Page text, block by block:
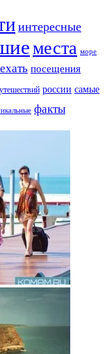
интересные
места море
посещения
россии самые
факты